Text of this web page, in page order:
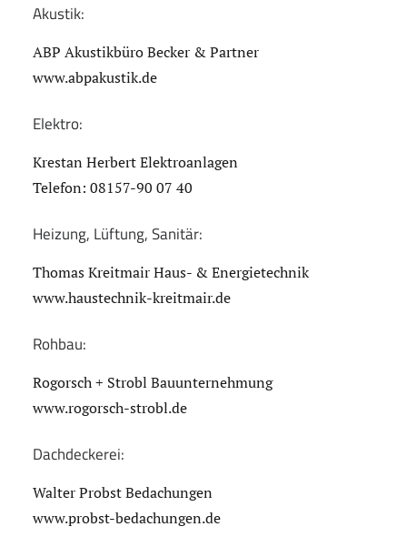
Akustik:
ABP Akustikbüro Becker & Partner
www.abpakustik.de
Elektro:
Krestan Herbert Elektroanlagen
Telefon: 08157-90 07 40
Heizung, Lüftung, Sanitär:
Thomas Kreitmair Haus- & Energietechnik
www.haustechnik-kreitmair.de
Rohbau:
Rogorsch + Strobl Bauunternehmung
www.rogorsch-strobl.de
Dachdeckerei:
Walter Probst Bedachungen
www.probst-bedachungen.de